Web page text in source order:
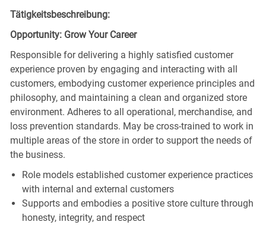
Tätigkeitsbeschreibung:
Opportunity: Grow Your Career
Responsible for delivering a highly satisfied customer
experience proven by engaging and interacting with all
customers, embodying customer experience principles and
philosophy, and maintaining a clean and organized store
environment. Adheres to all operational, merchandise, and
loss prevention standards. May be cross-trained to work in
multiple areas of the store in order to support the needs of
the business.
Role models established customer experience practices
with internal and external customers
Supports and embodies a positive store culture through
honesty, integrity, and respect